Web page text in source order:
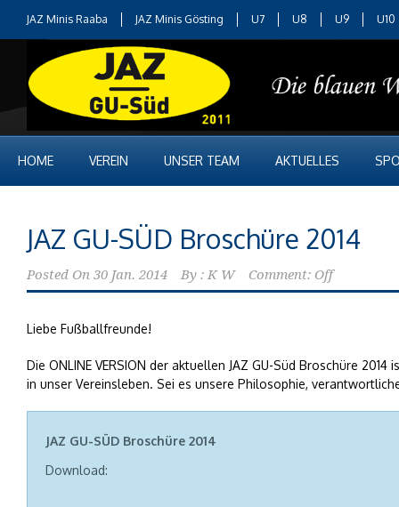
JAZ Minis Raaba JAZ Minis Gösting U7 U8 U9 U10
HOME VEREIN UNSER TEAM AKTUELLES
JAZ GU-SÜD Broschüre 2014
Posted On 30 Jan. 2014 By : K W Comment: Off
Liebe Fußballfreunde!
Die ONLINE VERSION der aktuellen JAZ GU-Süd Broschüre
in unser Vereinsleben. Sei es unsere Philosophie,
JAZ GU-SÜD Broschüre 2014
Download: